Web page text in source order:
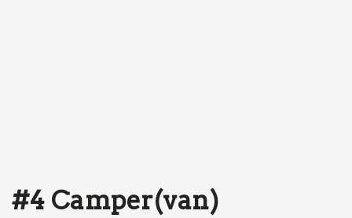
deze zijn ook ‘self-contained’. Self-contained
houdt in dat er een douche en een wc aanwezig is.